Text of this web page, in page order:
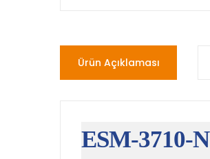
Ürün Açıklaması
ESM-3710-N